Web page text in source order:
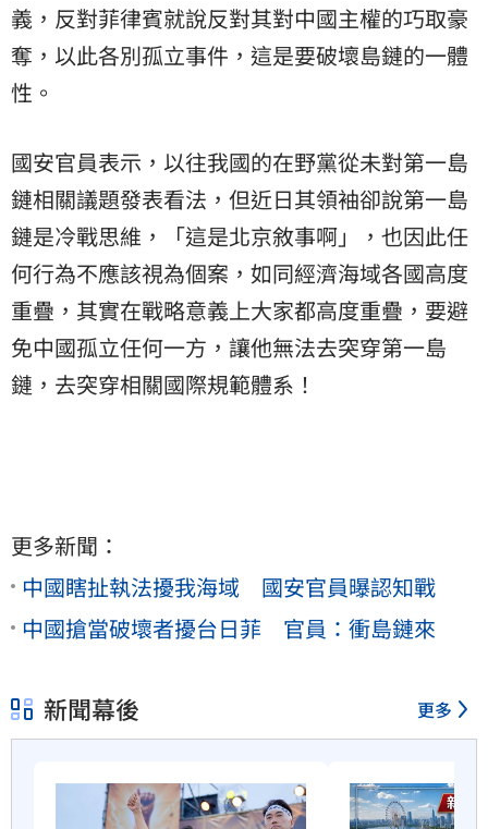
義，反對菲律賓就說反對其對中國主權的巧取豪
奪，以此各別孤立事件，這是要破壞島鏈的一體
性。
國安官員表示，以往我國的在野黨從未對第一島
鏈相關議題發表看法，但近日其領袖卻說第一島
鏈是冷戰思維，「這是北京敘事啊」，也因此任
何行為不應該視為個案，如同經濟海域各國高度
重疊，其實在戰略意義上大家都高度重疊，要避
免中國孤立任何一方，讓他無法去突穿第一島
鏈，去突穿相關國際規範體系！
更多新聞：
中國瞎扯執法擾我海域 國安官員曝認知戰
中國搶當破壞者擾台日菲 官員：衝島鏈來
新聞幕後 更多